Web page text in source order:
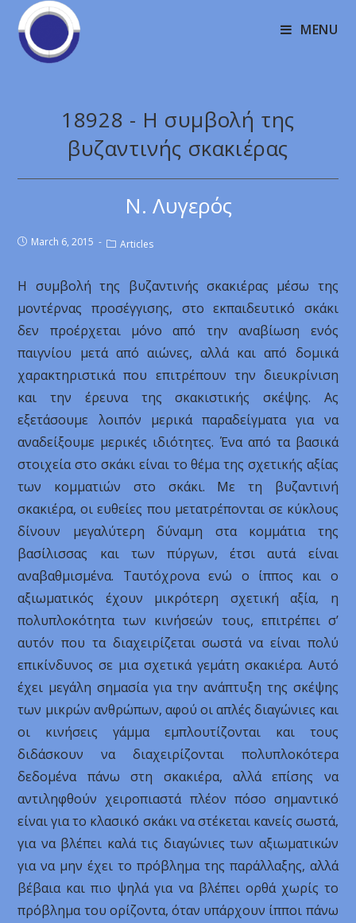
MENU
18928 - Η συμβολή της
βυζαντινής σκακιέρας
Ν. Λυγερός
March 6, 2015 Articles
Η συμβολή της βυζαντινής σκακιέρας μέσω της
μοντέρνας προσέγγισης, στο εκπαιδευτικό σκάκι
δεν προέρχεται μόνο από την αναβίωση ενός
παιγνίου μετά από αιώνες, αλλά και από δομικά
χαρακτηριστικά που επιτρέπουν την διευκρίνιση
και την έρευνα της σκακιστικής σκέψης. Ας
εξετάσουμε λοιπόν μερικά παραδείγματα για να
αναδείξουμε μερικές ιδιότητες. Ένα από τα βασικά
στοιχεία στο σκάκι είναι το θέμα της σχετικής αξίας
των κομματιών στο σκάκι. Με τη βυζαντινή
σκακιέρα, οι ευθείες που μετατρέπονται σε κύκλους
δίνουν μεγαλύτερη δύναμη στα κομμάτια της
βασίλισσας και των πύργων, έτσι αυτά είναι
αναβαθμισμένα. Ταυτόχρονα ενώ ο ίππος και ο
αξιωματικός έχουν μικρότερη σχετική αξία, η
πολυπλοκότητα των κινήσεών τους, επιτρέπει σ’
αυτόν που τα διαχειρίζεται σωστά να είναι πολύ
επικίνδυνος σε μια σχετικά γεμάτη σκακιέρα. Αυτό
έχει μεγάλη σημασία για την ανάπτυξη της σκέψης
των μικρών ανθρώπων, αφού οι απλές διαγώνιες και
οι κινήσεις γάμμα εμπλουτίζονται και τους
διδάσκουν να διαχειρίζονται πολυπλοκότερα
δεδομένα πάνω στη σκακιέρα, αλλά επίσης να
αντιληφθούν χειροπιαστά πλέον πόσο σημαντικό
είναι για το κλασικό σκάκι να στέκεται κανείς σωστά,
για να βλέπει καλά τις διαγώνιες των αξιωματικών
για να μην έχει το πρόβλημα της παράλλαξης, αλλά
βέβαια και πιο ψηλά για να βλέπει ορθά χωρίς το
πρόβλημα του ορίζοντα, όταν υπάρχουν ίπποι πάνω